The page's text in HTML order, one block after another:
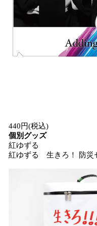
440円(税込)
個別グッズ
紅ゆずる
紅ゆずる 生きろ！ 防災